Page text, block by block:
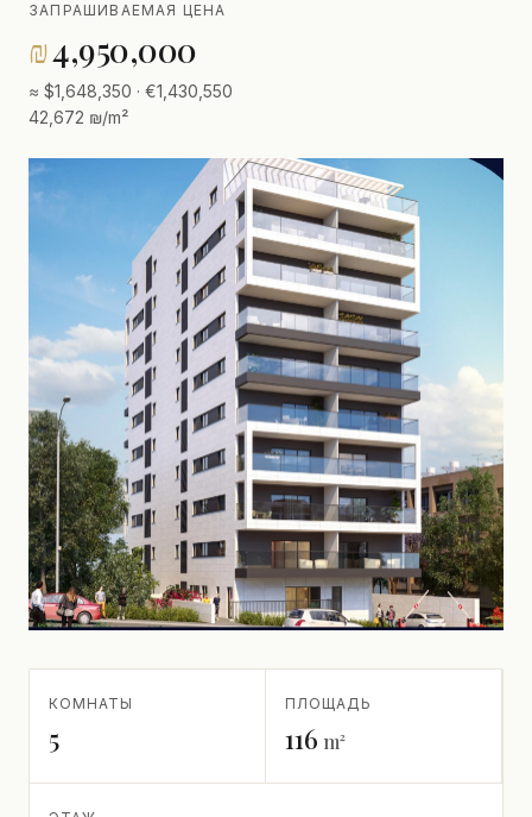
ЗАПРАШИВАЕМАЯ ЦЕНА
₪4,950,000
≈ $1,648,350 · €1,430,550
42,672 ₪/m²
КОМНАТЫ
5
ПЛОЩАДЬ
116 m²